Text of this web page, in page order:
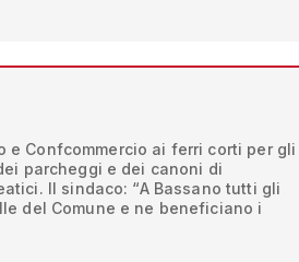
e Confcommercio ai ferri corti per gli
parcheggi e dei canoni di
Il sindaco: “A Bassano tutti gli
del Comune e ne beneficiano i